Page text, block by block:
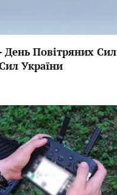
День Повітряних Сил
України